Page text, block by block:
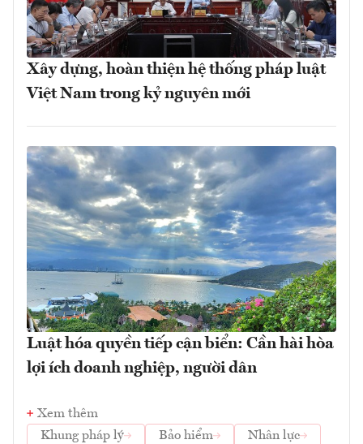
Xây dựng, hoàn thiện hệ thống pháp luật
Việt Nam trong kỷ nguyên mới
Luật hóa quyền tiếp cận biển: Cần hài hòa
lợi ích doanh nghiệp, người dân
Xem thêm
Khung pháp lý
Bảo hiểm
Nhân lực